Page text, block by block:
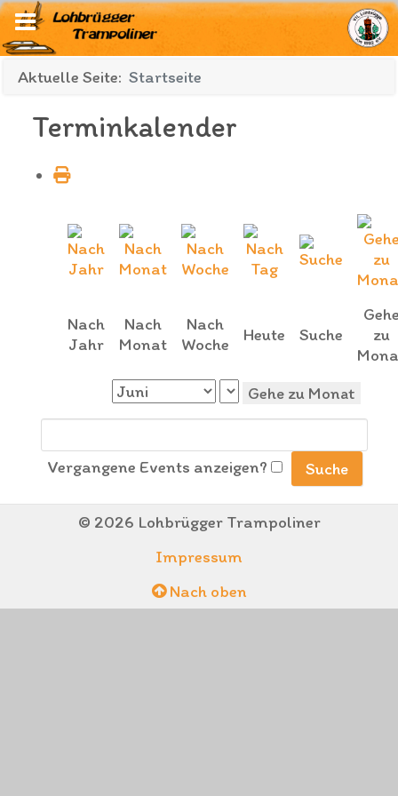
Aktuelle Seite: Startseite
Terminkalender
Nach
Jahr
Nach
Monat
Nach
Woche
Heute Suche
zu
Gehe zu Monat
Vergangene Events anzeigen?
© 2026 Lohbrügger Trampoliner
Impressum
Nach oben